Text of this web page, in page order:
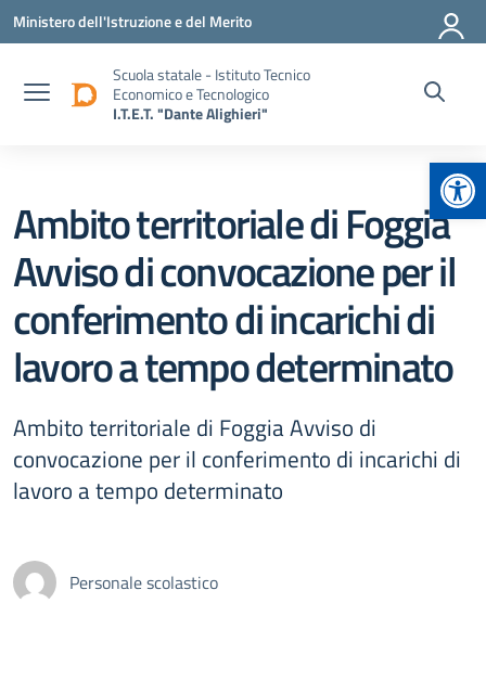
Vai ai contenuti
Vai al menu di navigazione
Vai al footer
Ministero dell'Istruzione e del Merito
Scuola statale - Istituto Tecnico
Economico e Tecnologico
I.T.E.T. "Dante Alighieri"
Ambito territoriale di Foggia
Avviso di convocazione per il
conferimento di incarichi di
lavoro a tempo determinato
Ambito territoriale di Foggia Avviso di
convocazione per il conferimento di incarichi di
lavoro a tempo determinato
Personale scolastico